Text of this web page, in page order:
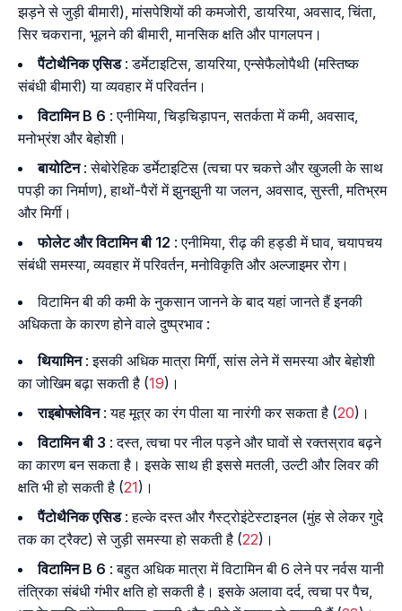
झड़ने से जुड़ी बीमारी), मांसपेशियों की कमजोरी, डायरिया, अवसाद, चिंता,
सिर चकराना, भूलने की बीमारी, मानसिक क्षति और पागलपन।
पैंटोथैनिक एसिड: डर्मेटाइटिस, डायरिया, एन्सेफैलोपैथी (मस्तिष्क
संबंधी बीमारी) या व्यवहार में परिवर्तन।
विटामिन B 6 : एनीमिया, चिड़चिड़ापन, सतर्कता में कमी, अवसाद,
मनोभ्रंश और बेहोशी।
बायोटिन: सेबोरेहिक डर्मेटाइटिस (त्वचा पर चकत्ते और खुजली के साथ
पपड़ी का निर्माण), हाथों-पैरों में झुनझुनी या जलन, अवसाद, सुस्ती, मतिभ्रम
और मिर्गी।
फोलेट और विटामिन बी 12 : एनीमिया, रीढ़ की हड्डी में घाव, चयापचय
संबंधी समस्या, व्यवहार में परिवर्तन, मनोविकृति और अल्जाइमर रोग।
विटामिन बी की कमी के नुकसान जानने के बाद यहां जानते हैं इनकी
अधिकता के कारण होने वाले दुष्प्रभाव :
थियामिन: इसकी अधिक मात्रा मिर्गी, सांस लेने में समस्या और बेहोशी
का जोखिम बढ़ा सकती है (19)।
राइबोफ्लेविन: यह मूत्र का रंग पीला या नारंगी कर सकता है (20)।
विटामिन बी 3 : दस्त, त्वचा पर नील पड़ने और घावों से रक्तस्राव बढ़ने
का कारण बन सकता है। इसके साथ ही इससे मतली, उल्टी और लिवर की
क्षति भी हो सकती है (21)।
पैंटोथैनिक एसिड: हल्के दस्त और गैस्ट्रोइंटेस्टाइनल (मुंह से लेकर गुदे
तक का ट्रैक्ट) से जुड़ी समस्या हो सकती है (22)।
विटामिन B 6 : बहुत अधिक मात्रा में विटामिन बी 6 लेने पर नर्वस यानी
तंत्रिका संबंधी गंभीर क्षति हो सकती है। इसके अलावा दर्द, त्वचा पर पैच,